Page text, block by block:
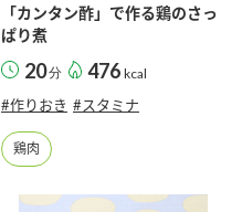
「カンタン酢」で作る鶏のさっ
ぱり煮
20分 476 kcal
#作りおき #スタミナ
鶏肉